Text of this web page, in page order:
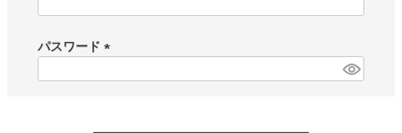
)
パスワード